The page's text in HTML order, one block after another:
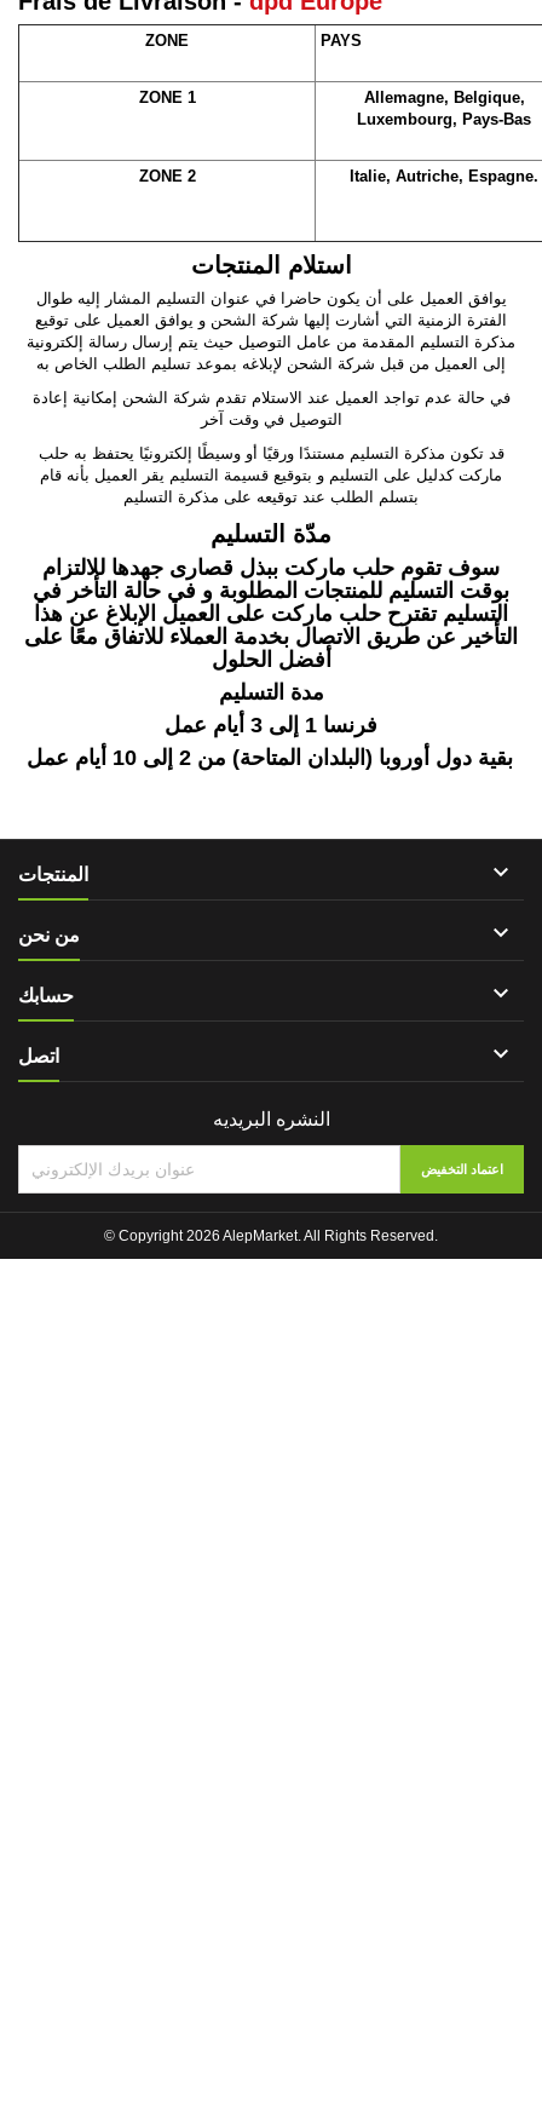
ZONE PAYS
ZONE 1
Allemagne, Belgique,
Luxembourg, Pays-Bas
ZONE 2 Italie, Autriche, Espagne.
استلام المنتجات
يوافق العميل على أن يكون حاضرا في عنوان التسليم المشار إليه طوال
الفترة الزمنية التي أشارت إليها شركة الشحن و يوافق العميل على توقيع
مذكرة التسليم المقدمة من عامل التوصيل حيث يتم إرسال رسالة إلكترونية
إلى العميل من قبل شركة الشحن لإبلاغه بموعد تسليم الطلب الخاص به
في حالة عدم تواجد العميل عند الاستلام تقدم شركة الشحن إمكانية إعادة
التوصيل في وقت آخر
قد تكون مذكرة التسليم مستندًا ورقيًا أو وسيطًا إلكترونيًا يحتفظ به حلب
ماركت كدليل على التسليم و بتوقيع قسيمة التسليم يقر العميل بأنه قام
بتسلم الطلب عند توقيعه على مذكرة التسليم
مدّة التسليم
سوف تقوم حلب ماركت ببذل قصارى جهدها للالتزام
بوقت التسليم للمنتجات المطلوبة و في حالة التأخر في
التسليم تقترح حلب ماركت على العميل الإبلاغ عن هذا
التأخير عن طريق الاتصال بخدمة العملاء للاتفاق معًا على
أفضل الحلول
مدة التسليم
فرنسا 1 إلى 3 أيام عمل
بقية دول أوروبا (البلدان المتاحة) من 2 إلى 10 أيام عمل
المنتجات 
من نحن 
حسابك 
اتصل 
النشره البريديه
© Copyright 2026 AlepMarket. All Rights Reserved.